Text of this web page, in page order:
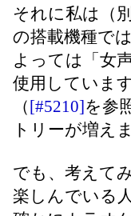
それに私は（
の搭載機種で
よっては「女
使用していま
（[#5210]を参
トリーが増え
でも、考えて
楽しんでいる